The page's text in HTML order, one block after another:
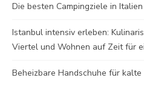
Die besten Campingziele in Italien
Istanbul intensiv erleben:
Viertel und Wohnen auf Zeit für
Beheizbare Handschuhe für